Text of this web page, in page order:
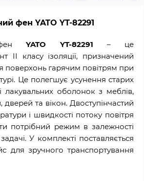
фен YATO YT-82291
фенYATO YT-82291 – це
II класу ізоляції, призначений
поверхонь гарячим повітрям при
Це полегшує усунення старих
лакувальних оболонок з меблів,
дверей та вікон. Двоступінчастий
і швидкості потоку повітря
потрібний режим в залежності
У комплекті поставляється
для зручного транспортування